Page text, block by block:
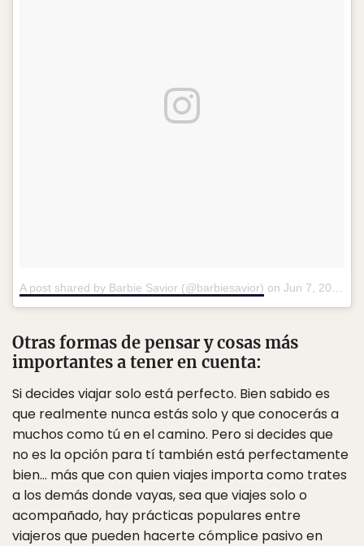
A post shared by Barbie Savior (@barbiesavior) on Jun 7, 2016 at 11:23am PDT
Otras formas de pensar y cosas más
importantes a tener en cuenta:
Si decides viajar solo está perfecto. Bien sabido es
que realmente nunca estás solo y que conocerás a
muchos como tú en el camino. Pero si decides que
no es la opción para tí también está perfectamente
bien… más que con quien viajes importa como trates
a los demás donde vayas, sea que viajes solo o
acompañado, hay prácticas populares entre
viajeros que pueden hacerte cómplice pasivo en